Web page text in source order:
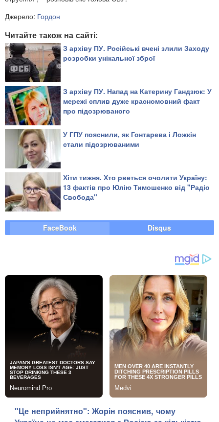
Джерело: Гордон
Читайте також на сайті:
З архіву ПУ. Російські вчені злили Заходу
розробки унікальної зброї
З архіву ПУ. Напад на Катерину Гандзюк: У
мережі сплив дуже красномовний факт
про підозрюваного
У ГПУ пояснили, як Гонтарева і Ложкін
стали підозрюваними
Хіти тижня. Хто рветься очолити Україну:
13 фактів про Юлію Тимошенко від "Радіо
Свобода"
FaceBook Disqus
"Це неприйнятно": Жорін пояснив, чому